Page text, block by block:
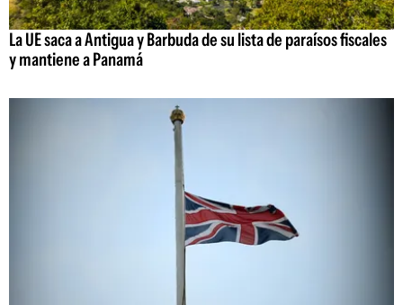
La UE saca a Antigua y Barbuda de su lista de paraísos fiscales
y mantiene a Panamá